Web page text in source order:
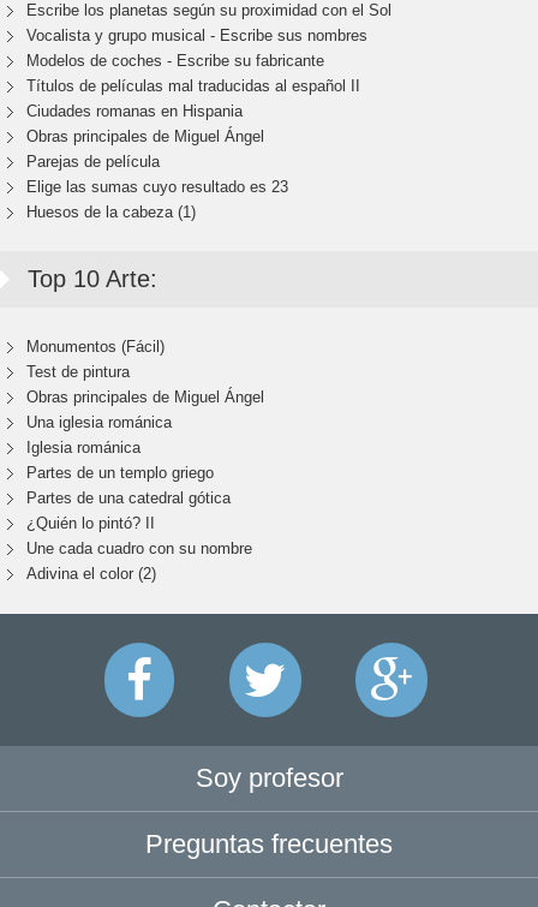
Escribe los planetas según su proximidad con el Sol
Vocalista y grupo musical - Escribe sus nombres
Modelos de coches - Escribe su fabricante
Títulos de películas mal traducidas al español II
Ciudades romanas en Hispania
Obras principales de Miguel Ángel
Parejas de película
Elige las sumas cuyo resultado es 23
Huesos de la cabeza (1)
Top 10 Arte:
Monumentos (Fácil)
Test de pintura
Obras principales de Miguel Ángel
Una iglesia románica
Iglesia románica
Partes de un templo griego
Partes de una catedral gótica
¿Quién lo pintó? II
Une cada cuadro con su nombre
Adivina el color (2)
Soy profesor
Preguntas frecuentes